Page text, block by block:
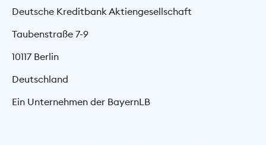
Deutsche Kreditbank Aktiengesellschaft
Taubenstraße 7-9
10117 Berlin
Deutschland
Ein Unternehmen der BayernLB